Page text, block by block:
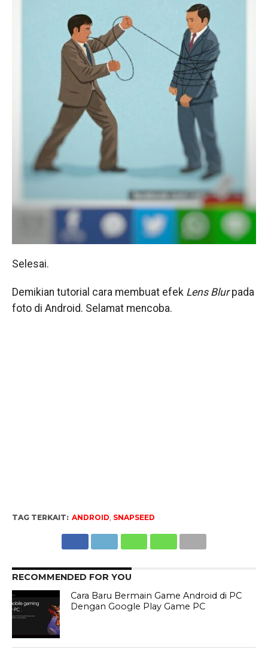
Selesai.
Demikian tutorial cara membuat efek Lens Blurpada
foto di Android. Selamat mencoba.
TAG TERKAIT: ANDROID, SNAPSEED
RECOMMENDED FOR YOU
Cara Baru Bermain Game Android di PC
Dengan Google Play Game PC